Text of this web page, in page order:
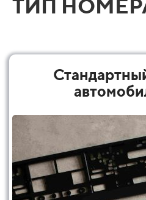
ТИП